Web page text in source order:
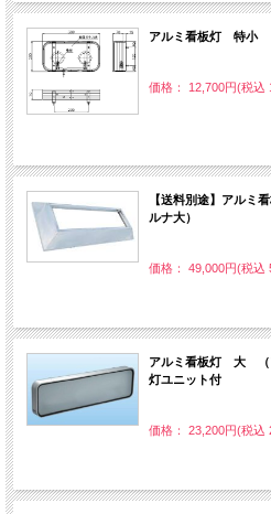
アルミ看板灯 特小
価格： 12,700円(税込
【送料別途】アルミ
ルナ大）
価格： 49,000円(税込
アルミ看板灯 大 （
灯ユニット付
価格： 23,200円(税込